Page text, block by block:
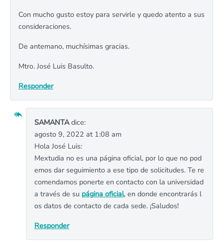
Con mucho gusto estoy para servirle y quedo atento a sus
consideraciones.
De antemano, muchísimas gracias.
Mtro. José Luis Basulto.
Responder
SAMANTAdice:
agosto 9, 2022 at 1:08 am
Hola José Luis:
Mextudia no es una página oficial, por lo que no pod
emos dar seguimiento a ese tipo de solicitudes. Te re
comendamos ponerte en contacto con la universidad
a través de su página oficial, en donde encontrarás l
os datos de contacto de cada sede. ¡Saludos!
Responder